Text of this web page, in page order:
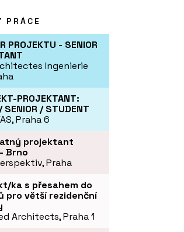
PRÁCE
PROJEKTU - SENIOR
Ingenierie
PROJEKTANT:
SENIOR / STUDENT
Praha 6
projektant
Brno
Praha
ka s přesahem do
pro větší rezidenční
Architects, Praha 1